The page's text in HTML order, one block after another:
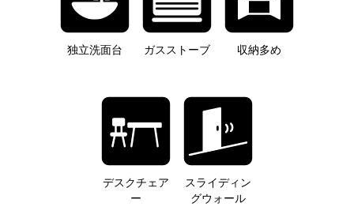
独立洗面台 ガスストーブ 収納多め
デスクチェア
ー
スライディン
グウォール